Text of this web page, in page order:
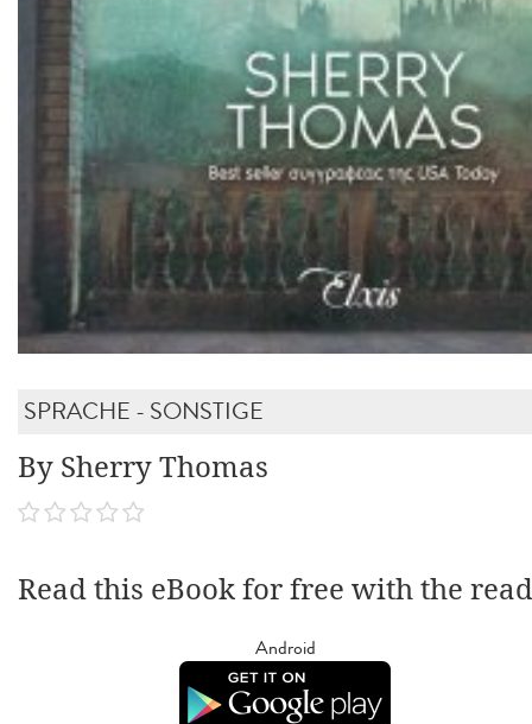
SPRACHE - SONSTIGE
By Sherry Thomas
Read this eBook for free with the
Android